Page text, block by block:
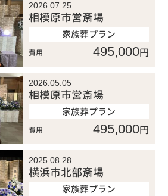
2026.07.25
相模原市営斎場
家族葬プラン
費用 495,000円
2026.05.05
相模原市営斎場
家族葬プラン
費用 495,000円
2025.08.28
横浜市北部斎場
家族葬プラン